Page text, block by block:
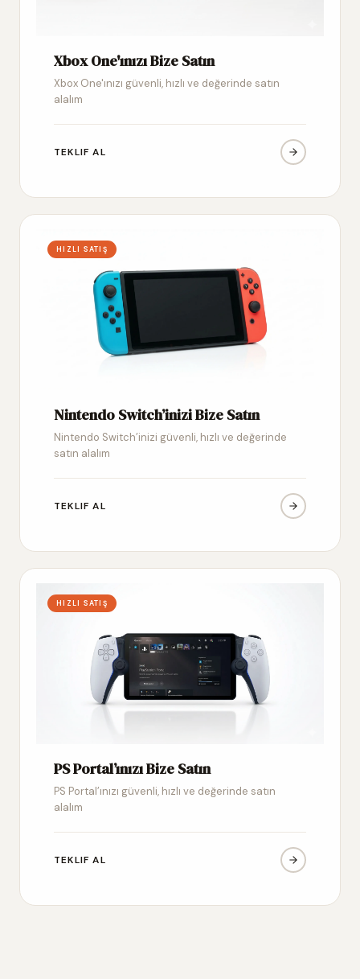
Xbox One'ınızı Bize Satın
Xbox One'ınızı güvenli, hızlı ve değerinde satın
alalım
TEKLIF AL
HIZLI SATIŞ
Nintendo Switch’inizi Bize Satın
Nintendo Switch’inizi güvenli, hızlı ve değerinde
satın alalım
TEKLIF AL
HIZLI SATIŞ
PS Portal’ınızı Bize Satın
PS Portal’ınızı güvenli, hızlı ve değerinde satın
alalım
TEKLIF AL